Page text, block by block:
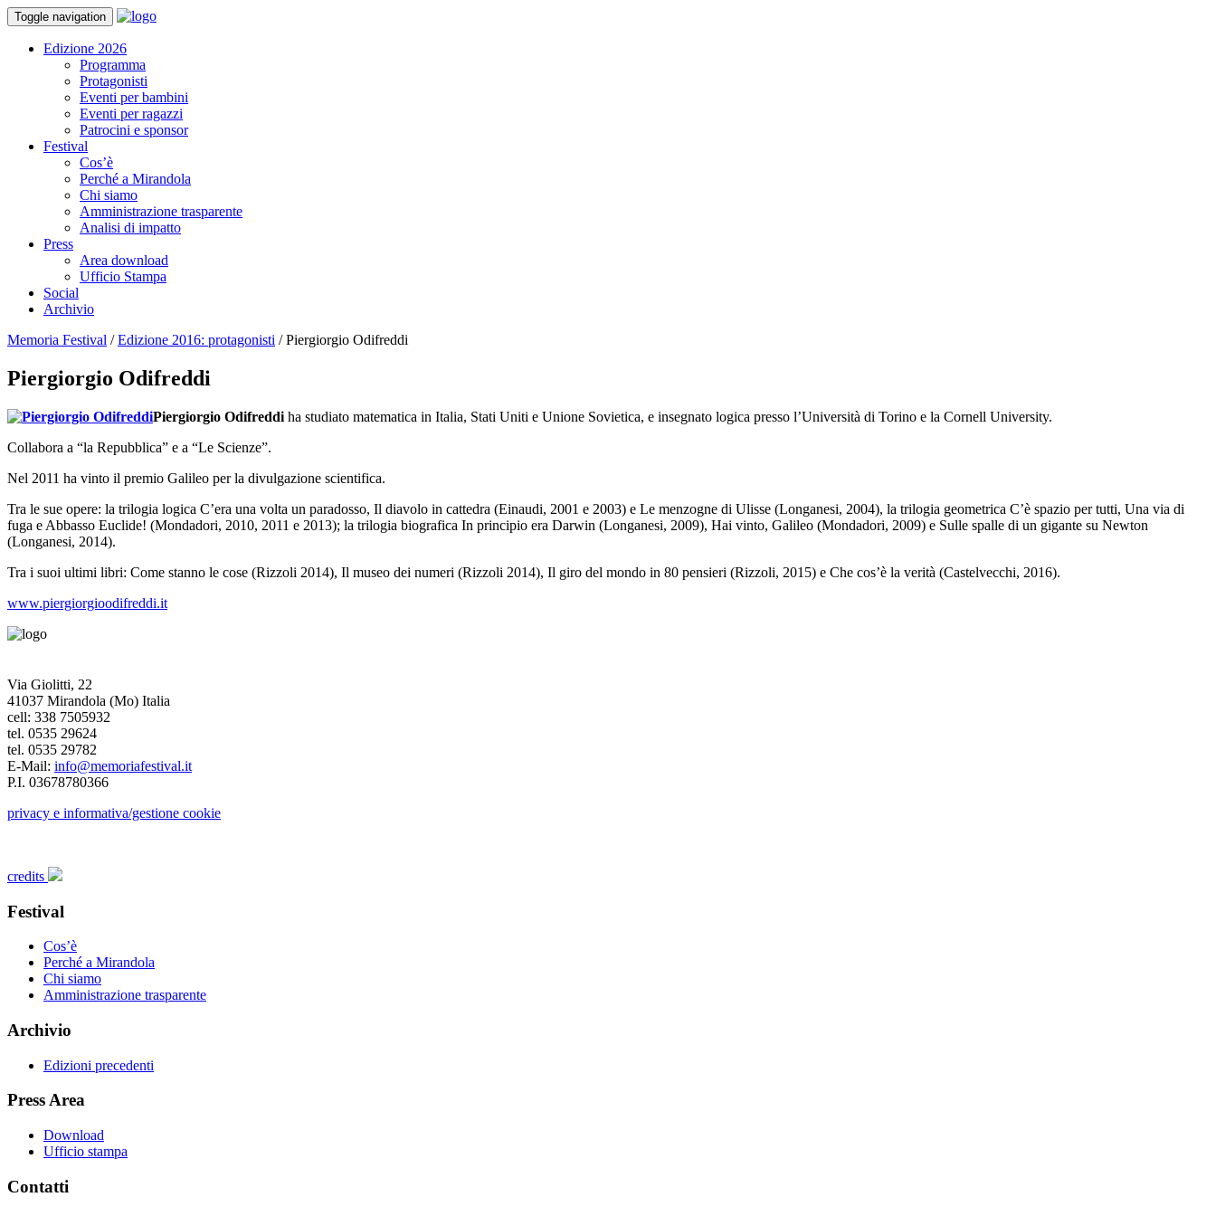
Toggle navigation
Edizione 2026
Programma
Protagonisti
Eventi per bambini
Eventi per ragazzi
Patrocini e sponsor
Festival
Cos’è
Perché a Mirandola
Chi siamo
Amministrazione trasparente
Analisi di impatto
Press
Area download
Ufficio Stampa
Social
Archivio
Memoria Festival /Edizione 2016: protagonisti /Piergiorgio Odifreddi
Piergiorgio Odifreddi
Piergiorgio Odifreddi ha studiato matematica in Italia, Stati Uniti e Unione Sovietica, e insegnato logica presso l’Università di Torino e la Cornell University.
Collabora a “la Repubblica” e a “Le Scienze”.
Nel 2011 ha vinto il premio Galileo per la divulgazione scientifica.
Tra le sue opere: la trilogia logica C’era una volta un paradosso, Il diavolo in cattedra (Einaudi, 2001 e 2003) e Le menzogne di Ulisse (Longanesi, 2004), la trilogia geometrica C’è spazio per tutti, Una via di
fuga e Abbasso Euclide! (Mondadori, 2010, 2011 e 2013); la trilogia biografica In principio era Darwin (Longanesi, 2009), Hai vinto, Galileo (Mondadori, 2009) e Sulle spalle di un gigante su Newton
(Longanesi, 2014).
Tra i suoi ultimi libri: Come stanno le cose (Rizzoli 2014), Il museo dei numeri (Rizzoli 2014), Il giro del mondo in 80 pensieri (Rizzoli, 2015) e Che cos’è la verità (Castelvecchi, 2016).
www.piergiorgioodifreddi.it
Via Giolitti, 22
41037 Mirandola (Mo) Italia
cell: 338 7505932
tel. 0535 29624
tel. 0535 29782
E-Mail: info@memoriafestival.it
P.I. 03678780366
privacy e informativa/gestione cookie
credits
Festival
Cos’è
Perché a Mirandola
Chi siamo
Amministrazione trasparente
Archivio
Edizioni precedenti
Press Area
Download
Ufficio stampa
Contatti